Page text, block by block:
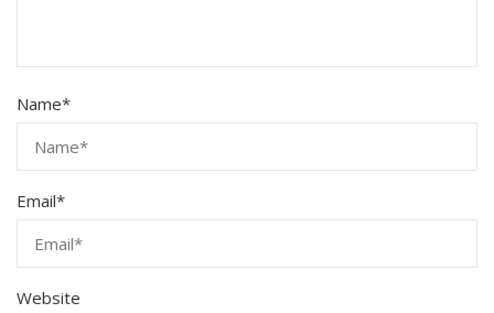
Name*
Email*
Website